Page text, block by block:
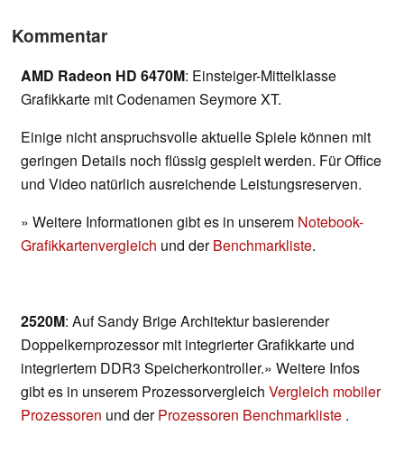
Kommentar
AMD Radeon HD 6470M: Einsteiger-Mittelklasse
Grafikkarte mit Codenamen Seymore XT.
Einige nicht anspruchsvolle aktuelle Spiele können mit
geringen Details noch flüssig gespielt werden. Für Office
und Video natürlich ausreichende Leistungsreserven.
» Weitere Informationen gibt es in unserem Notebook-
Grafikkartenvergleich und derBenchmarkliste.
2520M: Auf Sandy Brige Architektur basierender
Doppelkernprozessor mit integrierter Grafikkarte und
integriertem DDR3 Speicherkontroller.» Weitere Infos
gibt es in unserem Prozessorvergleich Vergleich mobiler
Prozessoren und derProzessoren Benchmarkliste .